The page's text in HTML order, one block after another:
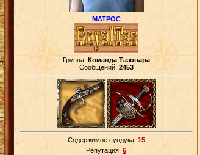
МАТРОС
Группа: Команда Тазовара
Сообщений: 2453
Содержимое сундука: 15
Репутация: 6